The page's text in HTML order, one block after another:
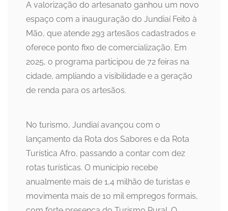
A valorização do artesanato ganhou um novo
espaço com a inauguração do Jundiaí Feito à
Mão, que atende 293 artesãos cadastrados e
oferece ponto fixo de comercialização. Em
2025, o programa participou de 72 feiras na
cidade, ampliando a visibilidade e a geração
de renda para os artesãos.
No turismo, Jundiaí avançou com o
lançamento da Rota dos Sabores e da Rota
Turística Afro, passando a contar com dez
rotas turísticas. O município recebe
anualmente mais de 1,4 milhão de turistas e
movimenta mais de 10 mil empregos formais,